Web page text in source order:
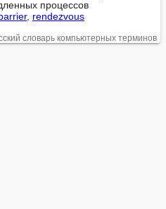
, rendezvous
словарь компьютерных терминов